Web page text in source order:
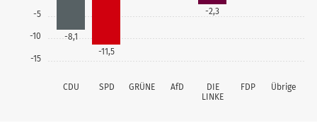
-15
-10
-5
CDU SPD GRÜNE AfD
DIE
LINKE
FDP Übrige
-8,1
-11,5
-2,3